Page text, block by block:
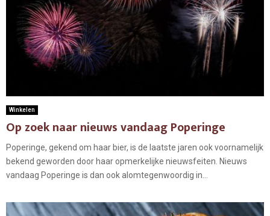
Winkelen
Op zoek naar nieuws vandaag Poperinge
Poperinge, gekend om haar bier, is de laatste jaren ook voornamelijk
bekend geworden door haar opmerkelijke nieuwsfeiten. Nieuws
vandaag Poperinge is dan ook alomtegenwoordig in...